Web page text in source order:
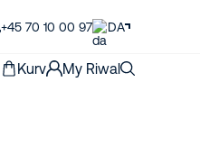
+45 70 10 00 97 DA
Kurv My Riwal